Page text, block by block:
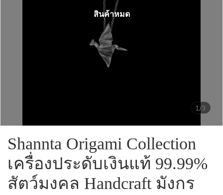
1/3
สินค้าหมด
Shannta Origami Collection
เครื่องประดับเงินแท้ 99.99%
สัตว์มงคล Handcraft มังกร